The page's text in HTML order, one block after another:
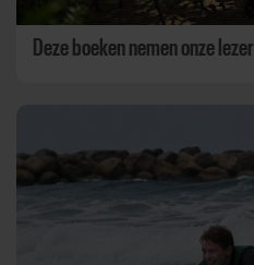
Deze boeken nemen onze